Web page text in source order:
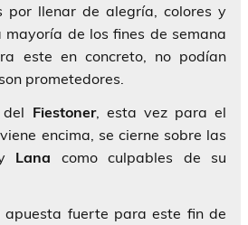
por llenar de alegría, colores y
mayoría de los fines de semana
este en concreto, no podían
prometedores.
Fiestoner, esta vez para el
encima, se cierne sobre las
Lana como culpables de su
apuesta fuerte para este fin de